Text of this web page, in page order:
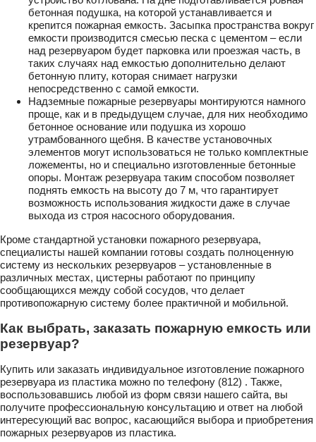
бетонная подушка, на которой устанавливается и
крепится пожарная емкость. Засыпка пространства вокруг
емкости производится смесью песка с цементом – если
над резервуаром будет парковка или проезжая часть, в
таких случаях над емкостью дополнительно делают
бетонную плиту, которая снимает нагрузки
непосредственно с самой емкости.
Надземные пожарные резервуары монтируются намного
проще, как и в предыдущем случае, для них необходимо
бетонное основание или подушка из хорошо
утрамбованного щебня. В качестве установочных
элементов могут использоваться не только комплектные
ложементы, но и специально изготовленные бетонные
опоры. Монтаж резервуара таким способом позволяет
поднять емкость на высоту до 7 м, что гарантирует
возможность использования жидкости даже в случае
выхода из строя насосного оборудования.
Кроме стандартной установки пожарного резервуара,
специалисты нашей компании готовы создать полноценную
систему из нескольких резервуаров – установленные в
различных местах, цистерны работают по принципу
сообщающихся между собой сосудов, что делает
противопожарную систему более практичной и мобильной.
Как выбрать, заказать пожарную емкость или
резервуар?
Купить или заказать индивидуальное изготовление пожарного
резервуара из пластика можно по телефону (812) . Также,
воспользовавшись любой из форм связи нашего сайта, вы
получите профессиональную консультацию и ответ на любой
интересующий вас вопрос, касающийся выбора и приобретения
пожарных резервуаров из пластика.